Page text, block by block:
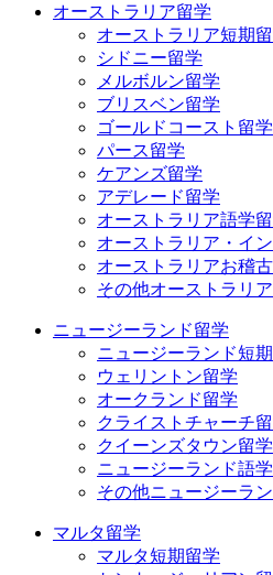
オーストラリア留学
オーストラリア短期
シドニー留学
メルボルン留学
ブリスベン留学
ゴールドコースト留学
パース留学
ケアンズ留学
アデレード留学
オーストラリア語学
オーストラリア・イ
オーストラリアお稽
その他オーストラリ
ニュージーランド留学
ニュージーランド短
ウェリントン留学
オークランド留学
クライストチャーチ
クイーンズタウン留学
ニュージーランド語
その他ニュージーラ
マルタ留学
マルタ短期留学